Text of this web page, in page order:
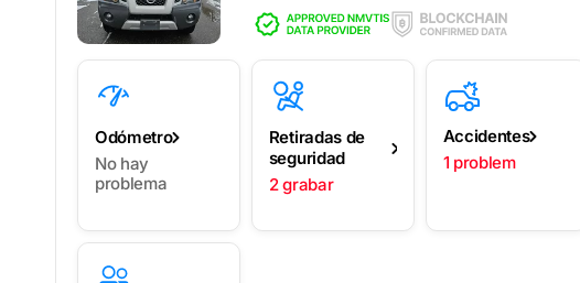
Odómetro
No hay
problema
Retiradas de
seguridad
2 grabar
Accidentes
1 problem